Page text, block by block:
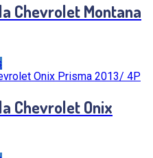
Chevrolet Montana
Chevrolet Onix